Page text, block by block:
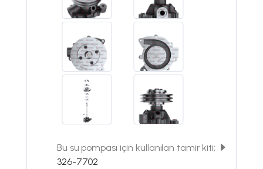
Bu su pompası için kullanılan tamir kiti;
326-7702